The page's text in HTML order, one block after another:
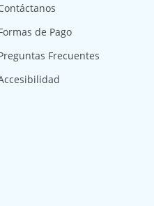
de Pago
Frecuentes